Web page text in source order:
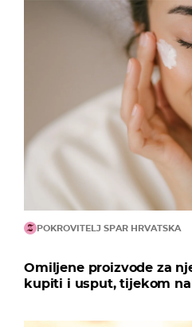
POKROVITELJ SPAR HRVATSKA
Omiljene proizvode za
kupiti i usput, tijekom